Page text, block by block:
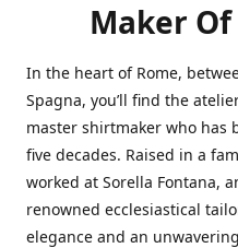
Maker
In the heart of Rome,
Spagna, you’ll find the
master shirtmaker who has
five decades. Raised in a
worked at Sorella Fontana,
renowned ecclesiastical
elegance and an